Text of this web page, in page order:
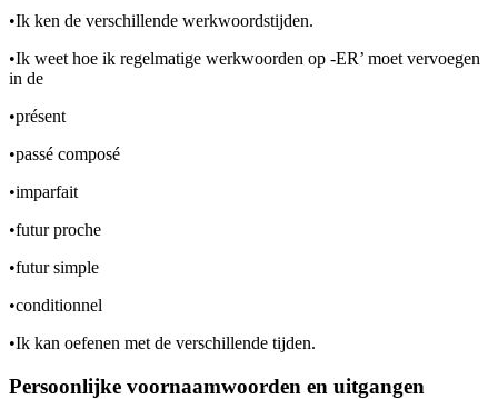
•Ik ken de verschillende werkwoordstijden.
•Ik weet hoe ik regelmatige werkwoorden op -ER’ moet vervoegen
in de
•présent
•passé composé
•imparfait
•futur proche
•futur simple
•conditionnel
•Ik kan oefenen met de verschillende tijden.
Persoonlijke voornaamwoorden en uitgangen